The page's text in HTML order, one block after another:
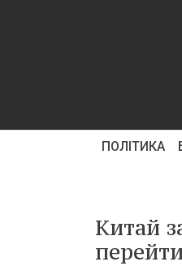
ПОЛІТИКА
Китай